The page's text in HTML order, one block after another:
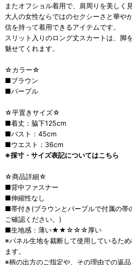
またオフショル着用で、肩周りを美しく
大人の女性ならではのセクシーさと華や
信を持って着用できるアイテムです。
スリット入りのロング丈スカートは、脚
魅せてくれます。
☆カラー☆
■ブラウン
■パープル
☆平置きサイズ☆
■着丈：脇下125cm
■バスト：45cm
■ウエスト：36cm
※採寸・サイズ表記についてはこちら
☆商品詳細☆
■背中ファスナー
■伸縮性なし
■帯付き(ブラウンとパープルで付属の帯
ご確認ください。)
■生地感：薄い★★☆☆☆厚い
※パネル生地を裁断して使用しているた
ます。
※柄の出方のご指定や、その理由での返